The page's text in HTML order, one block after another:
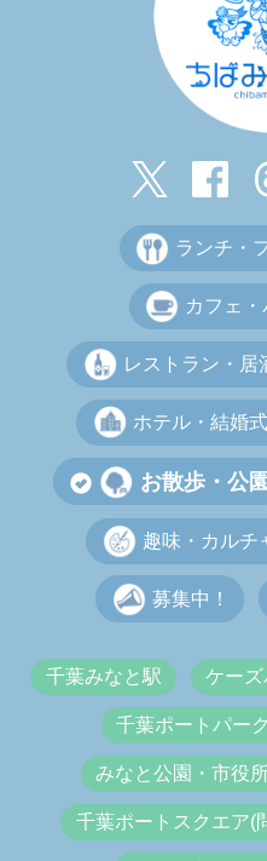
ランチ・
カフェ
レストラン・居
ホテル・結婚
お散歩・公園
趣味・カルチ
募集中！
千葉みなと駅 ケー
千葉ポートパー
みなと公園・市役
千葉ポートスクエア(